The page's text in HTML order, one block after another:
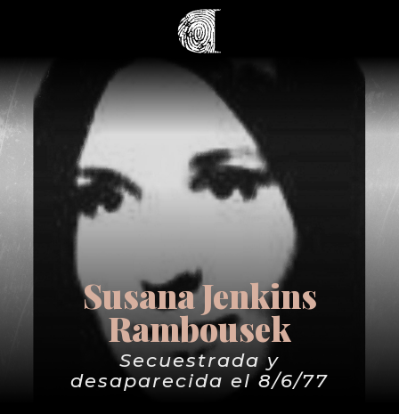
Susana Jenkins
Rambousek
Secuestrada y
desaparecida el 8/6/77